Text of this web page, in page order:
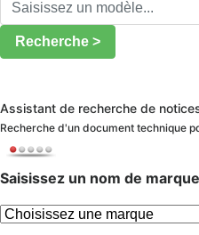
Recherche >
Assistant de recherche de
Recherche d'un document technique
Saisissez un nom de